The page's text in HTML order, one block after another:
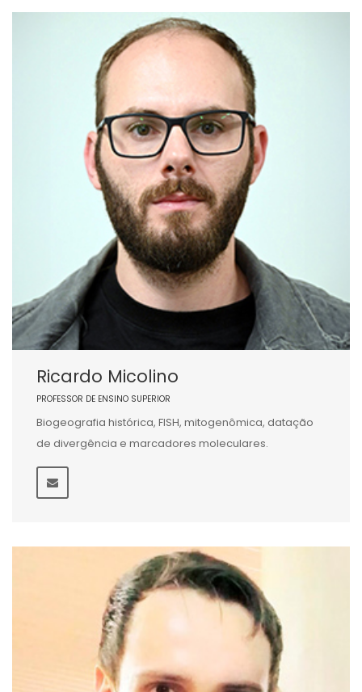
Ricardo Micolino
PROFESSOR DE ENSINO SUPERIOR
Biogeografia histórica, FISH, mitogenômica, datação
de divergência e marcadores moleculares.